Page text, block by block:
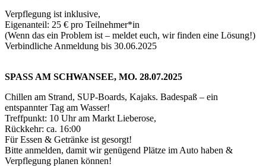
Verpflegung ist inklusive,
Eigenanteil: 25 € pro Teilnehmer*in
(Wenn das ein Problem ist – meldet euch, wir finden eine Lösung!)
Verbindliche Anmeldung bis 30.06.2025
SPASS AM SCHWANSEE, MO. 28.07.2025
Chillen am Strand, SUP-Boards, Kajaks. Badespaß – ein
entspannter Tag am Wasser!
Treffpunkt: 10 Uhr am Markt Lieberose,
Rückkehr: ca. 16:00
Für Essen & Getränke ist gesorgt!
Bitte anmelden, damit wir genügend Plätze im Auto haben &
Verpflegung planen können!